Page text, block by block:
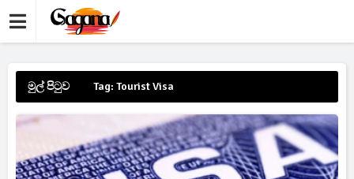
මුල් පිටුව Tag: Tourist Visa